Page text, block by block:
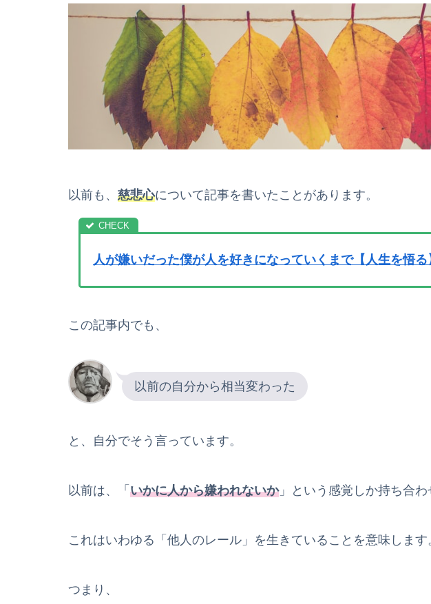
以前も、 慈悲心について記事を書いたことがあります。
人が嫌いだった僕が人を好きになっていくまで【人生を悟る
この記事内でも、
以前の自分から相当変わった
と、自分でそう言っています。
以前は、「 いかに人から嫌われないか」という感覚しか持ち合わ
これはいわゆる「他人のレール」を生きていることを意味します
つまり、